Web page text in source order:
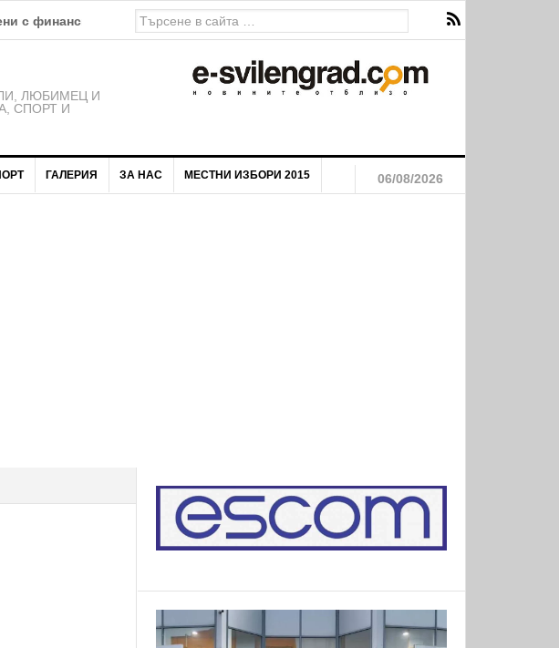
интеграция на маргинализираните общности на територията на
ЛЮБИМЕЦ И
СПОРТ И
ГАЛЕРИЯ ЗА НАС МЕСТНИ ИЗБОРИ 2015 06/08/2026